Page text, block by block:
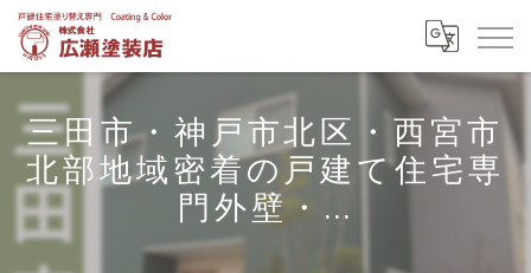
三田市・神戸市北区・西宮市
北部地域密着の戸建て住宅専
門外壁・...